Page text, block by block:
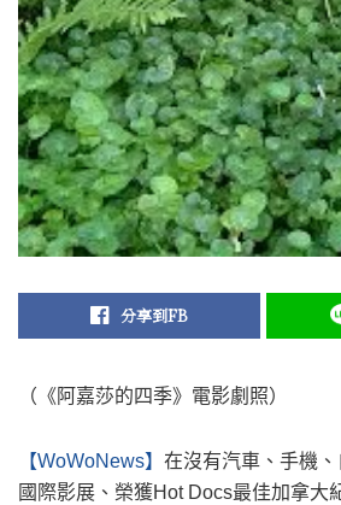
分享到FB
（《阿嘉莎的四季》電影劇照）
【WoWoNews】 在沒有汽車、手機
國際影展、榮獲Hot Docs最佳加拿大